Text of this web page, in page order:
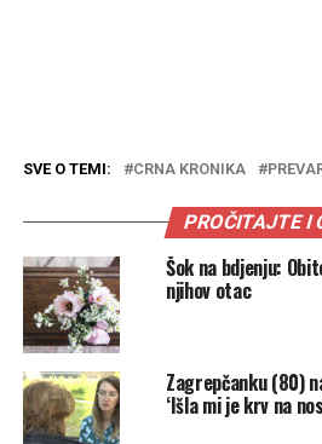
SVE O TEMI: CRNA KRONIKA
PROČITAJTE I
Šok na bdjenju:
njihov otac
Zagrepčanku (80)
‘Išla mi je krv na